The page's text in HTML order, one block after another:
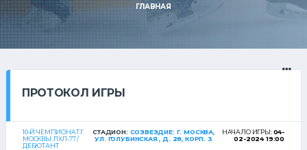
ГЛАВНАЯ
ПРОТОКОЛ ИГРЫ
10-Й ЧЕМПИОНАТ Г.
МОСКВЫ ЛХЛ-77 /
ДЕБЮТАНТ
СТАДИОН: СОЗВЕЗДИЕ: Г. МОСКВА,
УЛ. ГОЛУБИНСКАЯ , Д. 28, КОРП. 3
НАЧАЛО ИГРЫ:04-
02-2024 19:00